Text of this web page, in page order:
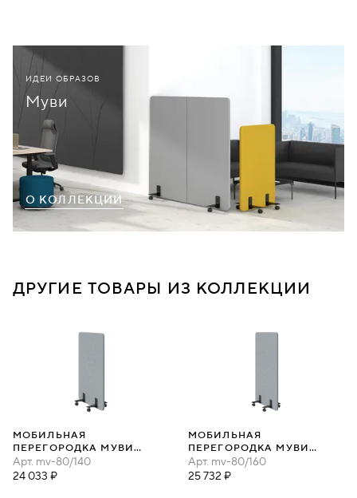
ИДЕИ ОБРАЗОВ
Муви
О КОЛЛЕКЦИИ
ДРУГИЕ ТОВАРЫ ИЗ КОЛЛЕКЦИИ
МОБИЛЬНАЯ
ПЕРЕГОРОДКА МУВИ
80Х140
Арт. mv-80/140
24 033 ₽
МОБИЛЬНАЯ
ПЕРЕГОРОДКА МУВИ
80Х160
Арт. mv-80/160
25 732 ₽